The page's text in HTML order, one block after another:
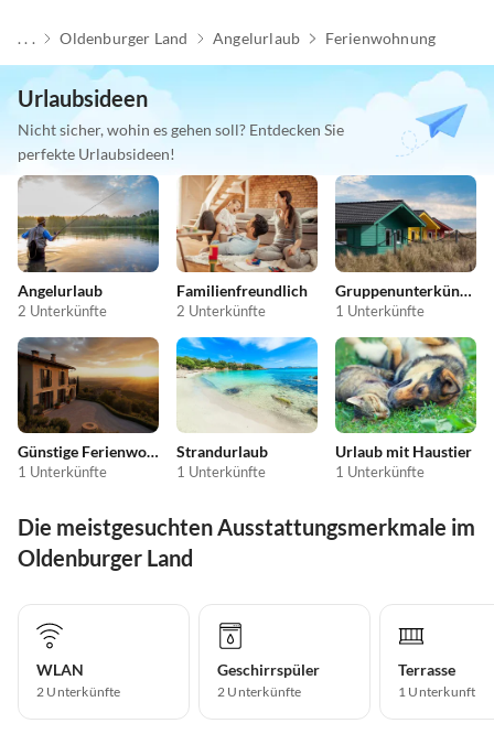
. . . Oldenburger Land Angelurlaub Ferienwohnung
Urlaubsideen
Nicht sicher, wohin es gehen soll? Entdecken Sie
perfekte Urlaubsideen!
Angelurlaub
2 Unterkünfte
Familienfreundlich
2 Unterkünfte
Gruppenunterkünfte
1 Unterkünfte
Günstige Ferienwohnungen
1 Unterkünfte
Strandurlaub
1 Unterkünfte
Urlaub mit Haustier
1 Unterkünfte
Die meistgesuchten Ausstattungsmerkmale im
Oldenburger Land
WLAN
2 Unterkünfte
Geschirrspüler
2 Unterkünfte
Terrasse
1 Unterkunft